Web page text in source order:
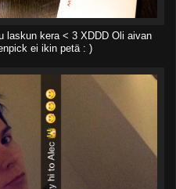
laskun kera < 3 XDDD Oli aivan
ei ikin petä : )